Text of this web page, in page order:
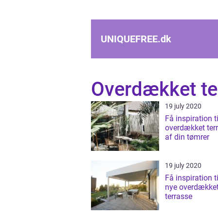
UNIQUEFREE.dk
Overdækket
19 july 2020
Få inspiration
overdækket
af din tømrer
19 july 2020
Få inspiration
nye
terrasse